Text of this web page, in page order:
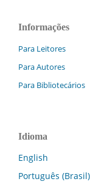
Informações
Para Leitores
Para Autores
Para Bibliotecários
Idioma
English
Português (Brasil)